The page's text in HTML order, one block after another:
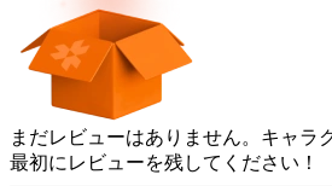
まだレビューはありません。キャラ
最初にレビューを残してください！